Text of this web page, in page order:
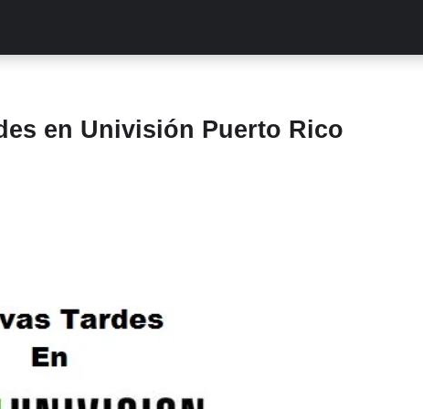
en Univisión Puerto Rico